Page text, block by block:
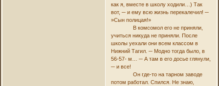
как я, вместе в школу ходили…) Так
вот, ─ и ему всю жизнь перекалечил! ─
»Сын полицая!»
В комсомол его не приняли,
учиться никуда не приняли. После
школы уехали они всем классом в
Нижний Тагил. ─ Модно тогда было, в
56-57- м… ─ А там в его досье глянули,
─ и все!
Он где-то на тарном заводе
потом работал. Спился. Не знаю,